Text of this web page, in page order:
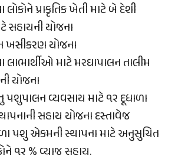
પ્રાકૃતિક ખેતી માટે બે દેશી
સહાયની યોજના
ખસીકરણ યોજના
લાભાર્થીઓ માટે મરઘાપાલન તાલીમ
યોજના
પશુપાલન વ્યવસાય માટે ૧૨ દૂધાળા
સહાય યોજના દસ્તાવેજ
પશુ એકમની સ્થાપના માટે અનુસુચિત
૧૨ % વ્યાજ સહાય.